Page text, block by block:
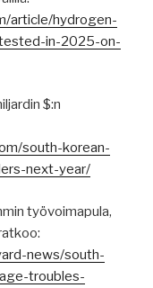
article/hydrogen-
in-2025-on-
$:n
south-korean-
next-year/
työvoimapula,
news/south-
troubles-